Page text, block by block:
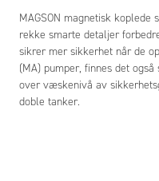
MAGSON magnetisk
rekke smarte detaljer
sikrer mer sikkerhet når de
(MA) pumper, finnes det
over væskenivå av
doble tanker.